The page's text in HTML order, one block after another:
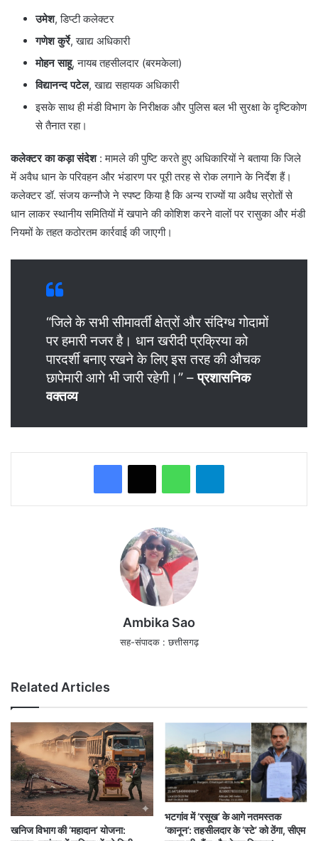
उमेश, डिप्टी कलेक्टर
गणेश कुर्रे, खाद्य अधिकारी
मोहन साहू, नायब तहसीलदार (बरमकेला)
विद्यानन्द पटेल, खाद्य सहायक अधिकारी
​इसके साथ ही मंडी विभाग के निरीक्षक और पुलिस बल भी सुरक्षा के दृष्टिकोण
से तैनात रहा।
कलेक्टर का कड़ा संदेश: मामले की पुष्टि करते हुए अधिकारियों ने बताया कि जिले
में अवैध धान के परिवहन और भंडारण पर पूरी तरह से रोक लगाने के निर्देश हैं।
कलेक्टर डॉ. संजय कन्नौजे ने स्पष्ट किया है कि अन्य राज्यों या अवैध स्रोतों से
धान लाकर स्थानीय समितियों में खपाने की कोशिश करने वालों पर रासुका और मंडी
नियमों के तहत कठोरतम कार्रवाई की जाएगी।
“जिले के सभी सीमावर्ती क्षेत्रों और संदिग्ध गोदामों
पर हमारी नजर है। धान खरीदी प्रक्रिया को
पारदर्शी बनाए रखने के लिए इस तरह की औचक
छापेमारी आगे भी जारी रहेगी।” –प्रशासनिक
वक्तव्य
WhatsAppTelegram
Ambika Sao
सह-संपादक : छत्तीसगढ़
Related Articles
खनिज विभाग की ‘महादान’ योजना:
भटगांव में ‘रसूख’ के आगे नतमस्तक
‘कानून’: तहसीलदार के ‘स्टे’ को ठेंगा, सीएम